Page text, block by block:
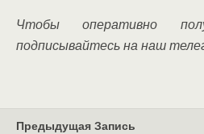
Чтобы оперативно
подписывайтесь на наш
Предыдущая Запись